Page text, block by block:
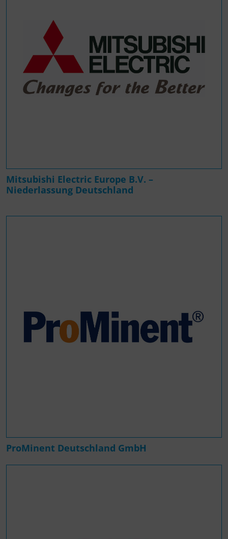
Mitsubishi Electric Europe B.V. –
Niederlassung Deutschland
ProMinent Deutschland GmbH